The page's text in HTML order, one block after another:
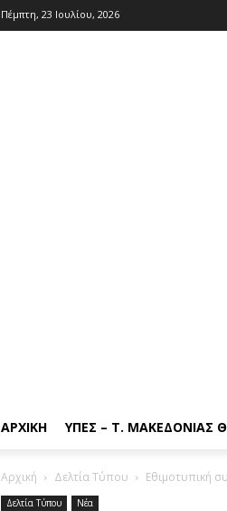
Πέμπτη, 23 Ιουλίου, 2026
ΑΡΧΙΚΉ ΥΠΕΣ – Τ. ΜΑΚΕΔΟΝΊΑΣ
Αρχική Δελτία Τύπου Εθιμοτυπική
Δελτία Τύπου Νέα